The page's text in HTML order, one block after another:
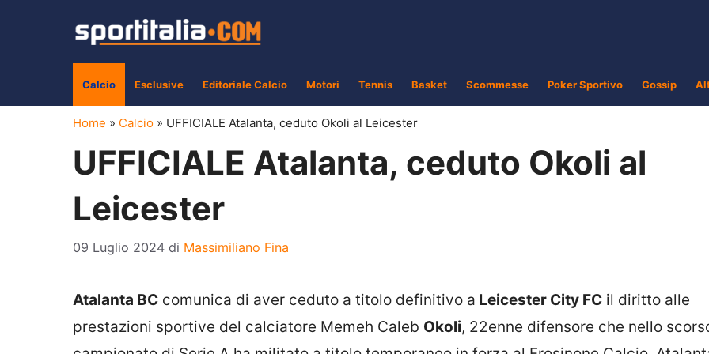
Calcio Esclusive Editoriale Calcio Motori Tennis Basket Scommesse Poker Sportivo Gossip
Home » Calcio » UFFICIALE Atalanta, ceduto Okoli al Leicester
UFFICIALE Atalanta, ceduto Okoli al
Leicester
09 Luglio 2024 di Massimiliano Fina
Atalanta BC comunica di aver ceduto a titolo definitivo a Leicester City FC il diritto alle
prestazioni sportive del calciatore Memeh Caleb Okoli, 22enne difensore che nello